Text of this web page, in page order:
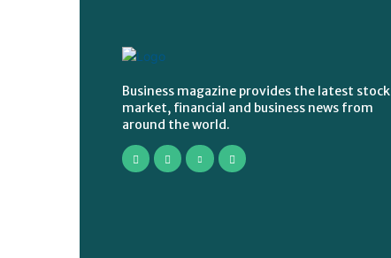
Business magazine provides the latest stock
market, financial and business news from
around the world.